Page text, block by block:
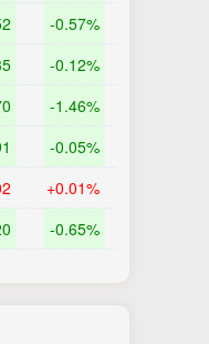
-0.57%
-0.12%
-1.46%
-0.05%
+0.01%
-0.65%